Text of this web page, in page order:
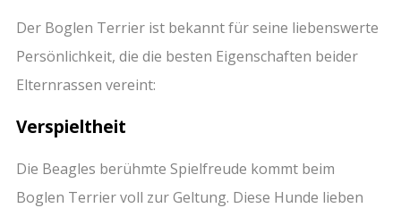
Der Boglen Terrier ist bekannt für seine liebenswerte
Persönlichkeit, die die besten Eigenschaften beider
Elternrassen vereint:
Verspieltheit
Die Beagles berühmte Spielfreude kommt beim
Boglen Terrier voll zur Geltung. Diese Hunde lieben